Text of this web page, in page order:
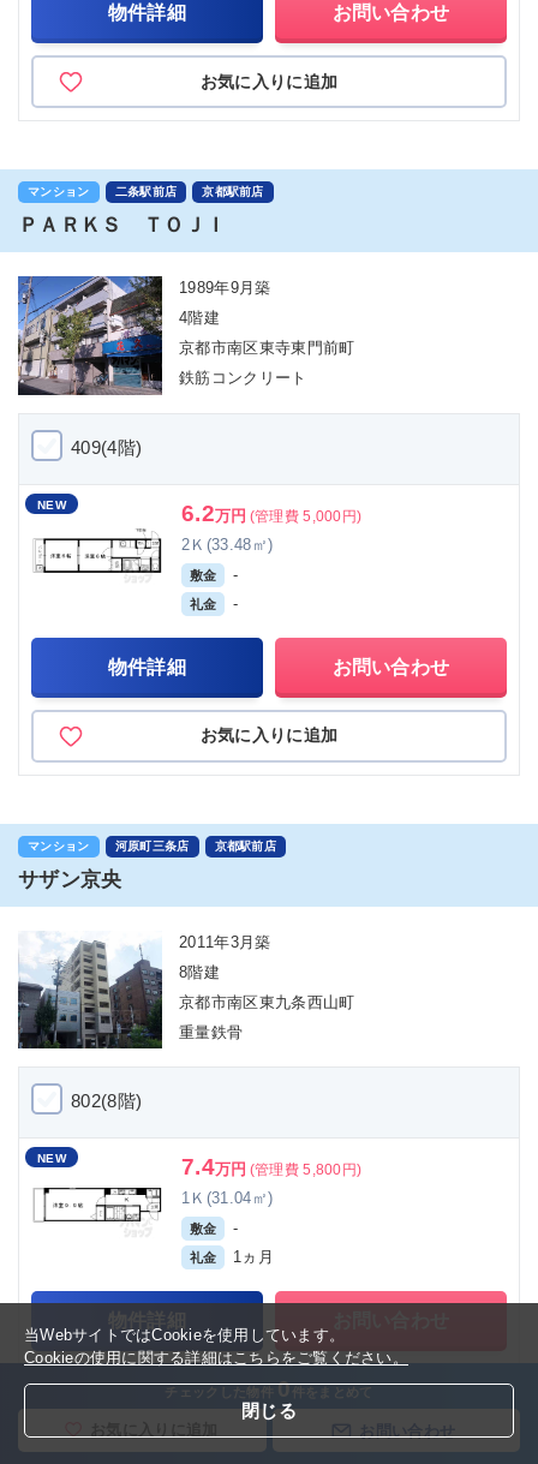
チェックした物件 0件をまとめて
物件詳細 お問い合わせ
お気に入りに追加
マンション 二条駅前店 京都駅前店
ＰＡＲＫＳ ＴＯＪＩ
1989年9月築
4階建
京都市南区東寺東門前町
鉄筋コンクリート
409(4階)
NEW 6.2万円 (管理費 5,000円)
2Ｋ(33.48㎡)
敷金 -
礼金 -
物件詳細 お問い合わせ
お気に入りに追加
マンション 河原町三条店 京都駅前店
サザン京央
2011年3月築
8階建
京都市南区東九条西山町
重量鉄骨
802(8階)
NEW 7.4万円 (管理費 5,800円)
1Ｋ(31.04㎡)
敷金 -
礼金 1ヵ月
お気に入りに追加
当WebサイトではCookieを使用しています。
Cookieの使用に関する詳細はこちらをご覧ください。
閉じる